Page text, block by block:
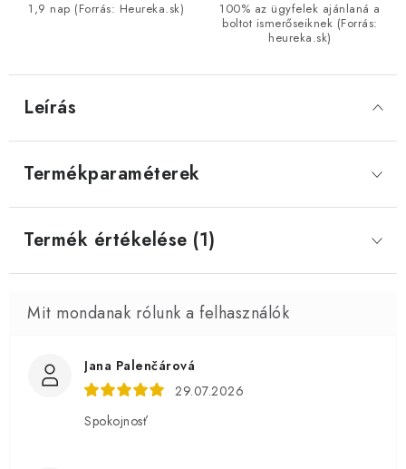
1,9 nap (Forrás: Heureka.sk)
100% az ügyfelek ajánlaná a
boltot ismerőseiknek (Forrás:
heureka.sk)
Leírás
Termékparaméterek
Termék értékelése (1)
Jana Palenčárová
29.07.2026
Spokojnosť